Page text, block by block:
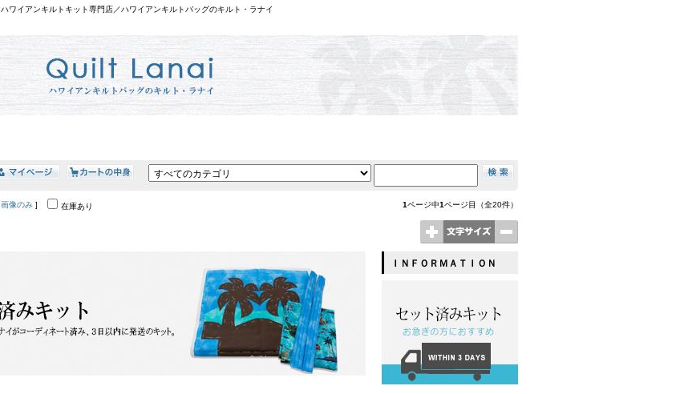
ハワイアンキルトキット専門店／ハワイアンキルトバッグのキルト・ラナイ
画像のみ ] 在庫あり 1ページ中1ページ目（全20件）
ＩＮＦＯＲＭＡＴＩＯＮ